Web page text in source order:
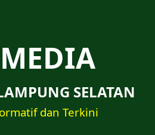
SELATAN
dan Terkini